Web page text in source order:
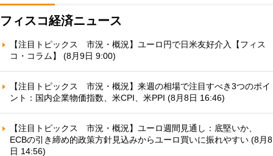
フィスコ経済ニュース
【注目トピックス 市況・概況】ユーロ円で日米友好介入【フィス
コ・コラム】 (8月9日 9:00)
【注目トピックス 市況・概況】来週の相場で注目すべき3つのポイ
ント：国内企業物価指数、米CPI、米PPI (8月8日 16:46)
【注目トピックス 市況・概況】ユーロ週間見通し：底堅いか、
ECBの引き締め的政策方針見込みからユーロ買いに振れやすい (8月8
日 14:56)